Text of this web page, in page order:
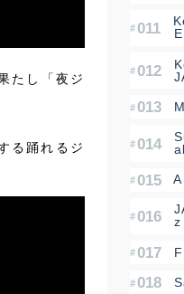
たし「夜ジ
る踊れるジ
11 -
12 -
13 -
14 -
15 -
16 -
z
17 -
18 -